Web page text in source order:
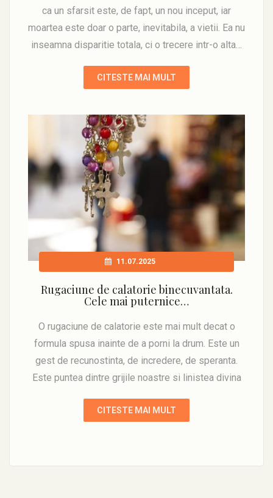
ca un sfarsit este, de fapt, un nou inceput, iar
moartea este doar o parte, inevitabila, a vietii. Ea nu
inseamna disparitie totala, ci o trecere intr-o alta…
CITESTE MAI MULT
11.07.2025
Rugaciune de calatorie binecuvantata.
Cele mai puternice…
O rugaciune de calatorie este mai mult decat o
formula spusa inainte de a porni la drum. Este un
gest de recunostinta, de incredere, de speranta.
Este puntea dintre grijile noastre si linistea divina
CITESTE MAI MULT